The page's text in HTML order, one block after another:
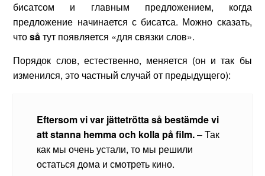
бисатсом и главным предложением, когда
предложение начинается с бисатса. Можно сказать,
чтоså тут появляется «для связки слов».
Порядок слов, естественно, меняется (он и так бы
изменился, это частный случай от предыдущего):
Eftersom vi var jättetrötta så bestämde vi
att stanna hemma och kolla på film.– Так
как мы очень устали, то мы решили
остаться дома и смотреть кино.